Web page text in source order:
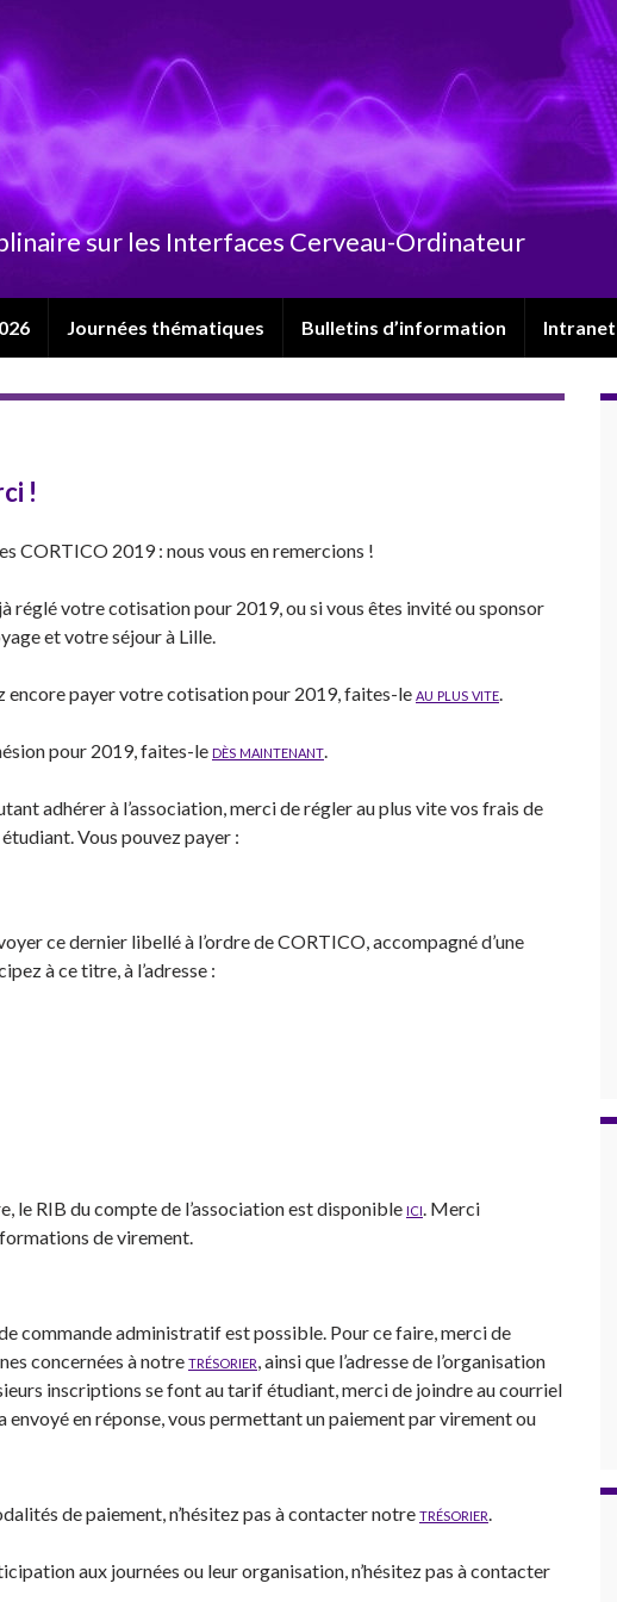
sur les Interfaces Cerveau-Ordinateur
Journées thématiques Bulletins d’information Intranet
!
CORTICO 2019 : nous vous en remercions !
réglé votre cotisation pour 2019, ou si vous êtes invité ou sponsor
et votre séjour à Lille.
encore payer votre cotisation pour 2019, faites-leau plus vite.
pour 2019, faites-ledès maintenant.
adhérer à l’association, merci de régler au plus vite vos frais de
Vous pouvez payer :
ce dernier libellé à l’ordre de CORTICO, accompagné d’une
à ce titre, à l’adresse :
le RIB du compte de l’association est disponibleici. Merci
de virement.
commande administratif est possible. Pour ce faire, merci de
concernées à notretrésorier, ainsi que l’adresse de l’organisation
inscriptions se font au tarif étudiant, merci de joindre au courriel
envoyé en réponse, vous permettant un paiement par virement ou
de paiement, n’hésitez pas à contacter notretrésorier.
aux journées ou leur organisation, n’hésitez pas à contacter